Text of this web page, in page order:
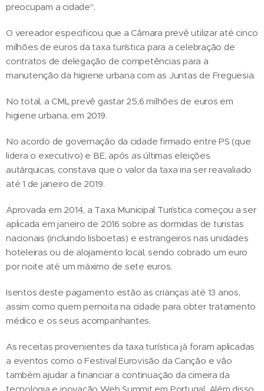
preocupam a cidade".
O vereador especificou que a Câmara prevê utilizar até cinco
milhões de euros da taxa turística para a celebração de
contratos de delegação de competências para a
manutenção da higiene urbana com as Juntas de Freguesia.
No total, a CML prevê gastar 25,6 milhões de euros em
higiene urbana, em 2019.
No acordo de governação da cidade firmado entre PS (que
lidera o executivo) e BE, após as últimas eleições
autárquicas, constava que o valor da taxa iria ser reavaliado
até 1 de janeiro de 2019.
Aprovada em 2014, a Taxa Municipal Turística começou a ser
aplicada em janeiro de 2016 sobre as dormidas de turistas
nacionais (incluindo lisboetas) e estrangeiros nas unidades
hoteleiras ou de alojamento local, sendo cobrado um euro
por noite até um máximo de sete euros.
Isentos deste pagamento estão as crianças até 13 anos,
assim como quem pernoita na cidade para obter tratamento
médico e os seus acompanhantes.
As receitas provenientes da taxa turística já foram aplicadas
a eventos como o Festival Eurovisão da Canção e vão
também ajudar a financiar a continuação da cimeira da